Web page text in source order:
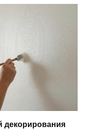
декорирования